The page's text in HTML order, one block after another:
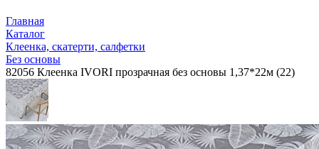
Главная
Каталог
Клеенка, скатерти, салфетки
Без основы
82056 Клеенка IVORI прозрачная без основы 1,37*22м (22)